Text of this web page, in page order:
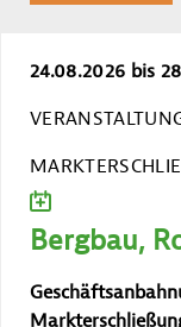
Bergbau,
24.08.2026 bis
ZUM
Bergbau,